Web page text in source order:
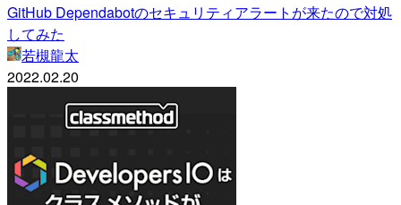
GitHub Dependabotのセキュリティアラートが来たので対処
してみた
若槻龍太
2022.02.20